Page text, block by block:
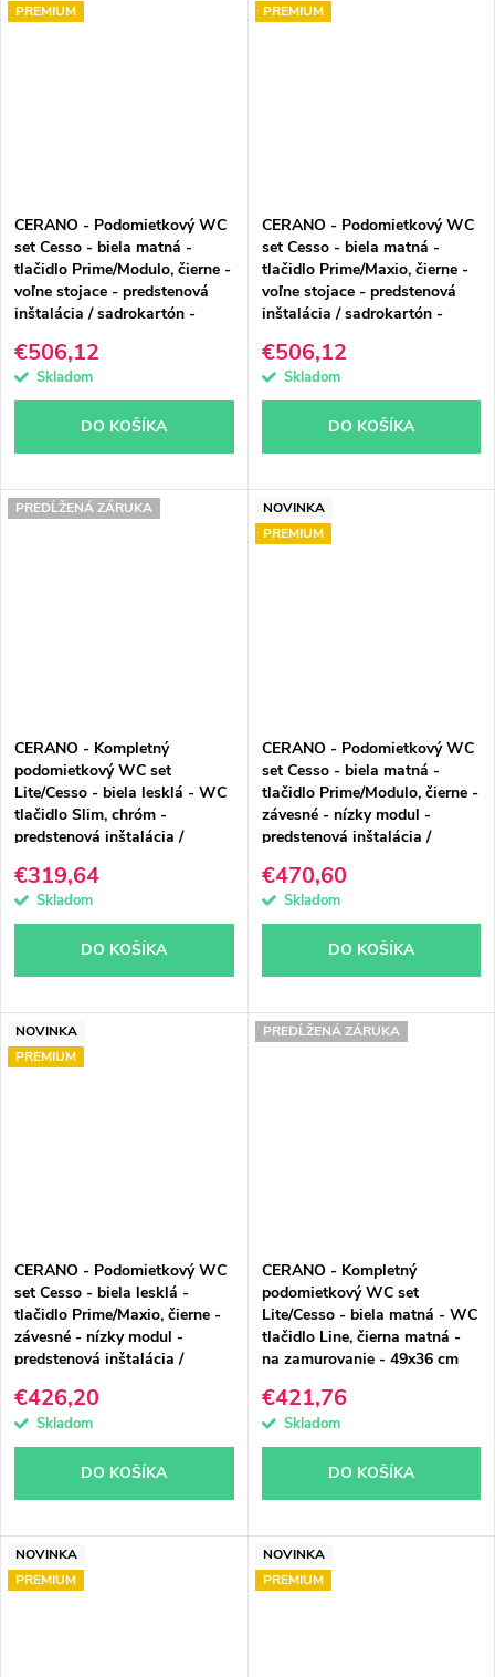
PREMIUM
CERANO - Podomietkový WC
set Cesso - biela matná -
tlačidlo Prime/Modulo, čierne -
voľne stojace - predstenová
inštalácia / sadrokartón -
€506,12
Skladom
DO KOŠÍKA
PREMIUM
CERANO - Podomietkový WC
set Cesso - biela matná -
tlačidlo Prime/Maxio, čierne -
voľne stojace - predstenová
inštalácia / sadrokartón -
€506,12
Skladom
DO KOŠÍKA
PREDĹŽENÁ ZÁRUKA
CERANO - Kompletný
podomietkový WC set
Lite/Cesso - biela lesklá - WC
tlačidlo Slim, chróm -
predstenová inštalácia /
€319,64
Skladom
DO KOŠÍKA
NOVINKA
PREMIUM
CERANO - Podomietkový WC
set Cesso - biela matná -
tlačidlo Prime/Modulo, čierne -
závesné - nízky modul -
predstenová inštalácia /
€470,60
Skladom
DO KOŠÍKA
NOVINKA
PREMIUM
CERANO - Podomietkový WC
set Cesso - biela lesklá -
tlačidlo Prime/Maxio, čierne -
závesné - nízky modul -
predstenová inštalácia /
€426,20
Skladom
DO KOŠÍKA
PREDĹŽENÁ ZÁRUKA
CERANO - Kompletný
podomietkový WC set
Lite/Cesso - biela matná - WC
tlačidlo Line, čierna matná -
na zamurovanie - 49x36 cm
€421,76
Skladom
DO KOŠÍKA
NOVINKA
PREMIUM
NOVINKA
PREMIUM